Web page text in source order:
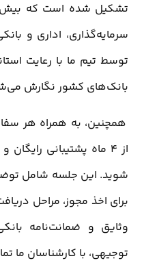
سرمایه‌گذاری، اداری و
توسط تیم ما با رعایت
بانک‌های کشور نگارش
همچنین، به همراه هر
از 4 ماه پشتیبانی
شوید. این جلسه شامل
برای اخذ مجوز، مراحل
وثایق و ضمانت‌نامه
توجیهی، با کارشناسان ما